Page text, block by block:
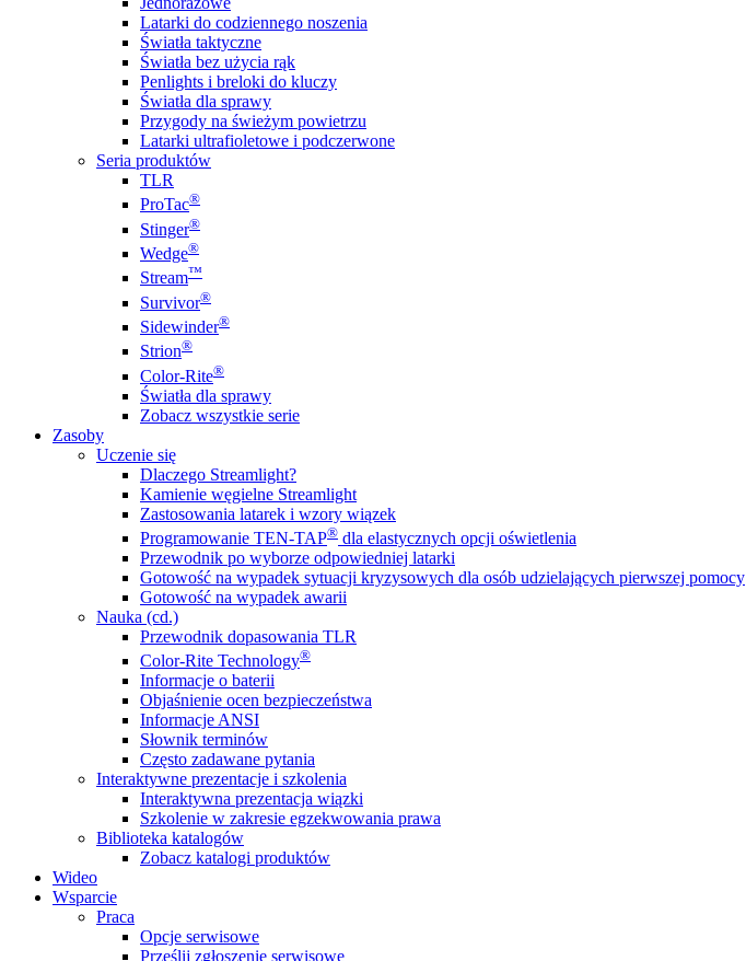
Latarki do codziennego noszenia
Światła taktyczne
Światła bez użycia rąk
Penlights i breloki do kluczy
Światła dla sprawy
Przygody na świeżym powietrzu
Latarki ultrafioletowe i podczerwone
Seria produktów
TLR
ProTac®
Stinger®
Wedge®
Stream™
Survivor®
Sidewinder®
Strion®
Color-Rite®
Światła dla sprawy
Zobacz wszystkie serie
Zasoby
Uczenie się
Dlaczego Streamlight?
Kamienie węgielne Streamlight
Zastosowania latarek i wzory wiązek
Programowanie TEN-TAP® dla elastycznych opcji oświetlenia
Przewodnik po wyborze odpowiedniej latarki
Gotowość na wypadek sytuacji kryzysowych dla osób udzielających pierwszej pomocy
Gotowość na wypadek awarii
Nauka (cd.)
Przewodnik dopasowania TLR
Color-Rite Technology®
Informacje o baterii
Objaśnienie ocen bezpieczeństwa
Informacje ANSI
Słownik terminów
Często zadawane pytania
Interaktywne prezentacje i szkolenia
Interaktywna prezentacja wiązki
Szkolenie w zakresie egzekwowania prawa
Biblioteka katalogów
Zobacz katalogi produktów
Wideo
Wsparcie
Praca
Opcje serwisowe
Prześlij zgłoszenie serwisowe